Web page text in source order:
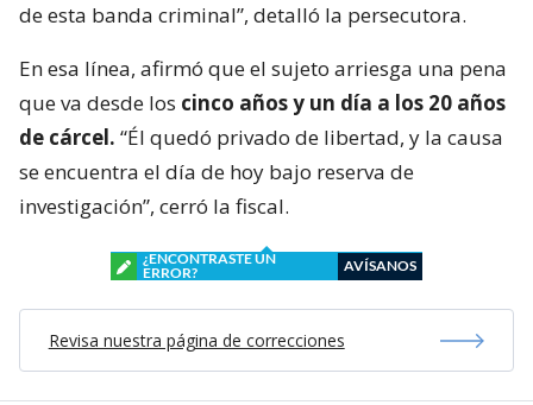
de esta banda criminal”, detalló la persecutora.
En esa línea, afirmó que el sujeto arriesga una pena
que va desde los cinco años y un día a los 20 años
de cárcel. “Él quedó privado de libertad, y la causa
se encuentra el día de hoy bajo reserva de
investigación”, cerró la fiscal.
¿ENCONTRASTE UN
ERROR?
AVÍSANOS
Revisa nuestra página de correcciones